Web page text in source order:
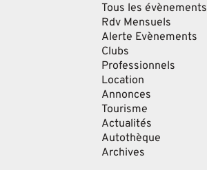
Tous les évènements
Rdv Mensuels
Alerte Evènements
Clubs
Professionnels
Location
Annonces
Tourisme
Actualités
Autothèque
Archives